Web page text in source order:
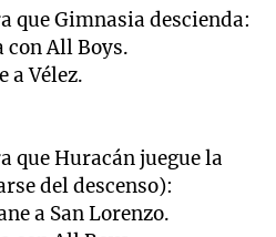
que Gimnasia descienda:
con All Boys.
a Vélez.
que Huracán juegue la
del descenso):
a San Lorenzo.